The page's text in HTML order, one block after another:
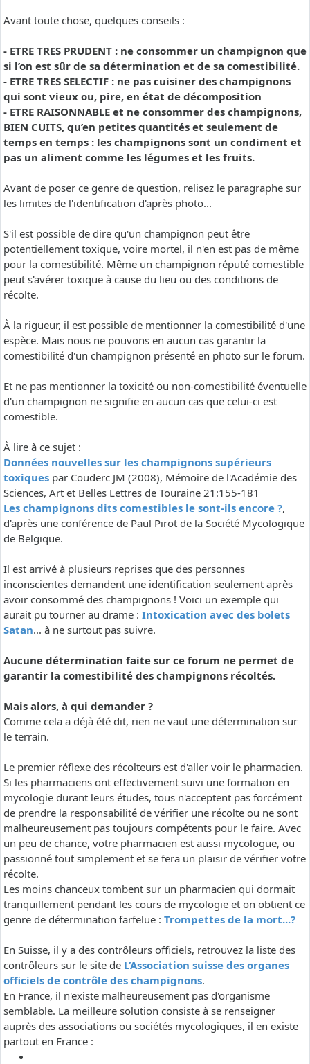
Avant toute chose, quelques conseils :
- ETRE TRES PRUDENT : ne consommer un champignon que
si l’on est sûr de sa détermination et de sa comestibilité.
- ETRE TRES SELECTIF : ne pas cuisiner des champignons
qui sont vieux ou, pire, en état de décomposition
- ETRE RAISONNABLE et ne consommer des champignons,
BIEN CUITS, qu’en petites quantités et seulement de
temps en temps : les champignons sont un condiment et
pas un aliment comme les légumes et les fruits.
Avant de poser ce genre de question, relisez le paragraphe sur
les limites de l'identification d'après photo...
S'il est possible de dire qu'un champignon peut être
potentiellement toxique, voire mortel, il n'en est pas de même
pour la comestibilité. Même un champignon réputé comestible
peut s'avérer toxique à cause du lieu ou des conditions de
récolte.
À la rigueur, il est possible de mentionner la comestibilité d'une
espèce. Mais nous ne pouvons en aucun cas garantir la
comestibilité d'un champignon présenté en photo sur le forum.
Et ne pas mentionner la toxicité ou non-comestibilité éventuelle
d'un champignon ne signifie en aucun cas que celui-ci est
comestible.
À lire à ce sujet :
Données nouvelles sur les champignons supérieurs
toxiques par Couderc JM (2008), Mémoire de l'Académie des
Sciences, Art et Belles Lettres de Touraine 21:155-181
Les champignons dits comestibles le sont-ils encore ?,
d'après une conférence de Paul Pirot de la Société Mycologique
de Belgique.
Il est arrivé à plusieurs reprises que des personnes
inconscientes demandent une identification seulement après
avoir consommé des champignons ! Voici un exemple qui
aurait pu tourner au drame : Intoxication avec des bolets
Satan... à ne surtout pas suivre.
Aucune détermination faite sur ce forum ne permet de
garantir la comestibilité des champignons récoltés.
Mais alors, à qui demander ?
Comme cela a déjà été dit, rien ne vaut une détermination sur
le terrain.
Le premier réflexe des récolteurs est d'aller voir le pharmacien.
Si les pharmaciens ont effectivement suivi une formation en
mycologie durant leurs études, tous n'acceptent pas forcément
de prendre la responsabilité de vérifier une récolte ou ne sont
malheureusement pas toujours compétents pour le faire. Avec
un peu de chance, votre pharmacien est aussi mycologue, ou
passionné tout simplement et se fera un plaisir de vérifier votre
récolte.
Les moins chanceux tombent sur un pharmacien qui dormait
tranquillement pendant les cours de mycologie et on obtient ce
genre de détermination farfelue : Trompettes de la mort...?
En Suisse, il y a des contrôleurs officiels, retrouvez la liste des
contrôleurs sur le site de L’Association suisse des organes
officiels de contrôle des champignons.
En France, il n'existe malheureusement pas d'organisme
semblable. La meilleure solution consiste à se renseigner
auprès des associations ou sociétés mycologiques, il en existe
partout en France :